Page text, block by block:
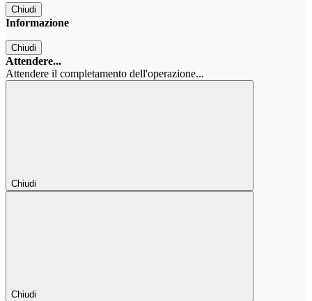
Chiudi
Informazione
Chiudi
Attendere...
Attendere il completamento dell'operazione...
Chiudi
Chiudi